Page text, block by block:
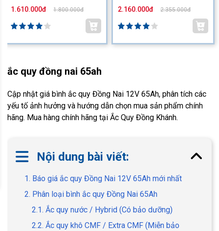
1.610.000đ 1.800.000đ 2.160.000đ 2.355.000đ
ắc quy đồng nai 65ah
Cập nhật giá bình ắc quy Đồng Nai 12V 65Ah, phân tích các
yếu tố ảnh hưởng và hướng dẫn chọn mua sản phẩm chính
hãng. Mua hàng chính hãng tại Ắc Quy Đồng Khánh.
Nội dung bài viết:
1. Báo giá ắc quy Đồng Nai 12V 65Ah mới nhất
2. Phân loại bình ắc quy Đồng Nai 65Ah
2.1. Ắc quy nước / Hybrid (Có bảo dưỡng)
2.2. Ắc quy khô CMF / Extra CMF (Miễn bảo